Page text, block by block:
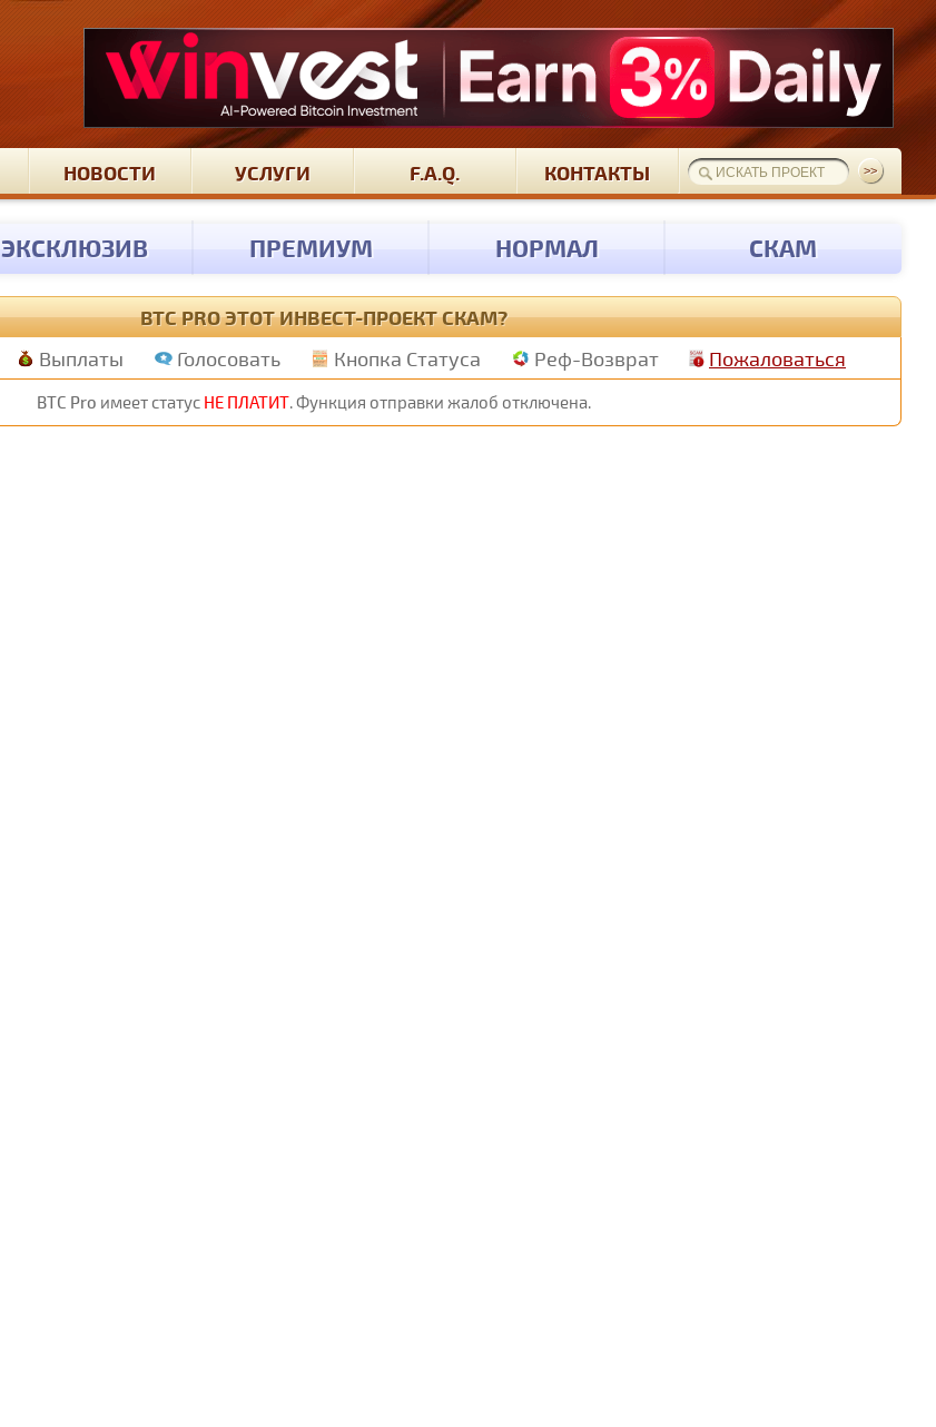
НОВОСТИ УСЛУГИ F.A.Q. КОНТАКТЫ
ЭКСКЛЮЗИВ ПРЕМИУМ НОРМАЛ СКАМ
BTC PRO ЭТОТ ИНВЕСТ-ПРОЕКТ СКАМ?
Выплаты Голосовать Кнопка Статуса Реф-Возврат Пожаловаться
BTC Pro имеет статус НЕ ПЛАТИТ. Функция отправки жалоб отключена.